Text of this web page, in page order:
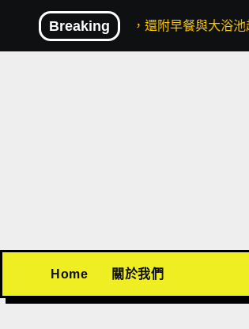
content
Breaking
到4000元，還附早餐與大浴池超高CP值！
Home 關於我們